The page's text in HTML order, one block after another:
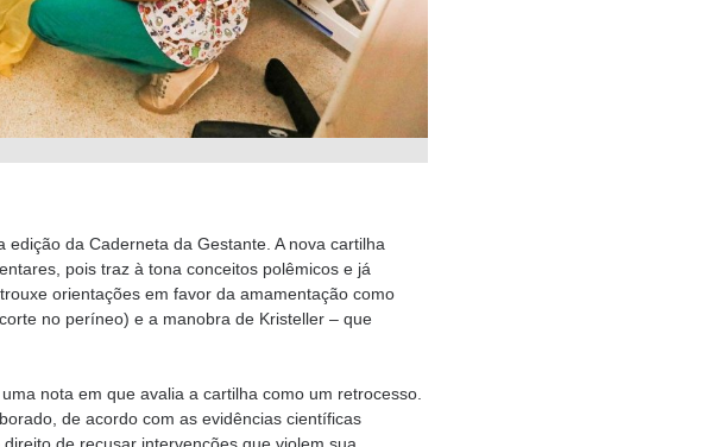
da Caderneta da Gestante. A nova cartilha
pois traz à tona conceitos polêmicos e já
orientações em favor da amamentação como
no períneo) e a manobra de Kristeller – que
nota em que avalia a cartilha como um retrocesso.
de acordo com as evidências científicas